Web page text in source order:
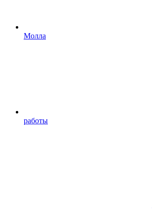
Молла
работы